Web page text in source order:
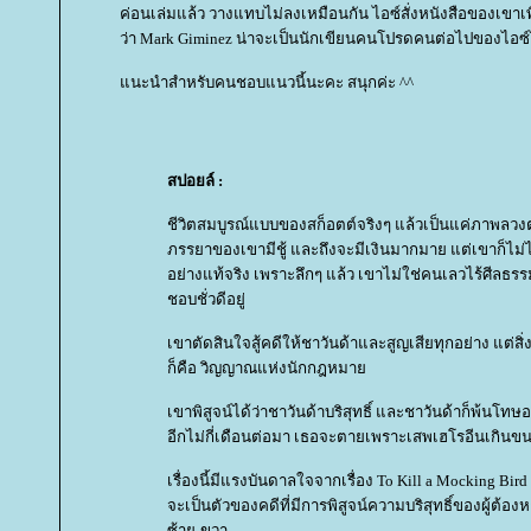
ค่อนเล่มแล้ว วางแทบไม่ลงเหมือนกัน ไอซ์สั่งหนังสือของเขา
ว่า Mark Giminez น่าจะเป็นนักเขียนคนโปรดคนต่อไปของไ
นะนำสำหรับคนชอบแนวนี้นะคะ สนุกค่ะ ^^
สปอยล์ :
ชีวิตสมบูรณ์แบบของสก็อตต์จริงๆ แล้วเป็นแค่ภาพลวง
ภรรยาของเขามีชู้ และถึงจะมีเงินมากมาย แต่เขาก็ไ
อย่างแท้จริง เพราะลึกๆ แล้ว เขาไม่ใช่คนเลวไร้ศีลธร
ชอบชั่วดีอยู่
เขาตัดสินใจสู้คดีให้ชาวันด้าและสูญเสียทุกอย่าง แต่สิ่
ก็คือ วิญญาณแห่งนักกฎหมา
เขาพิสูจน์ได้ว่าชาวันด้าบริสุทธิ์ และชาวันด้าก็พ้นโทษ
อีกไม่กี่เดือนต่อมา เธอจะตายเพราะเสพเฮโรอีนเกินข
เรื่องนี้มีแรงบันดาลใจจากเรื่อง To Kill a Mocking
จะเป็นตัวของคดีที่มีการพิสูจน์ความบริสุทธิ์ของผู้ต้อง